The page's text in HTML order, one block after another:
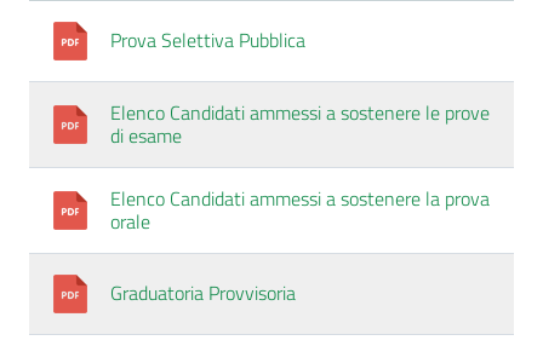
Prova Selettiva Pubblica
Elenco Candidati ammessi a sostenere le prove
di esame
Elenco Candidati ammessi a sostenere la prova
orale
Graduatoria Provvisoria